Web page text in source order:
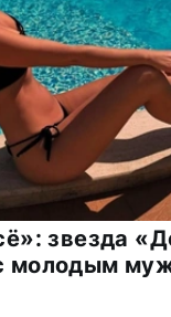
звезда
молодым